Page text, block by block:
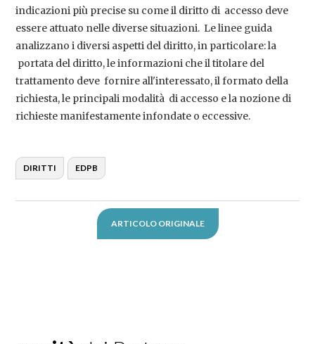
indicazioni più precise su come il diritto di accesso deve
essere attuato nelle diverse situazioni. Le linee guida
analizzano i diversi aspetti del diritto, in particolare: la
portata del diritto, le informazioni che il titolare del
trattamento deve fornire all'interessato, il formato della
richiesta, le principali modalità di accesso e la nozione di
richieste manifestamente infondate o eccessive.
DIRITTI EDPB
ARTICOLO ORIGINALE